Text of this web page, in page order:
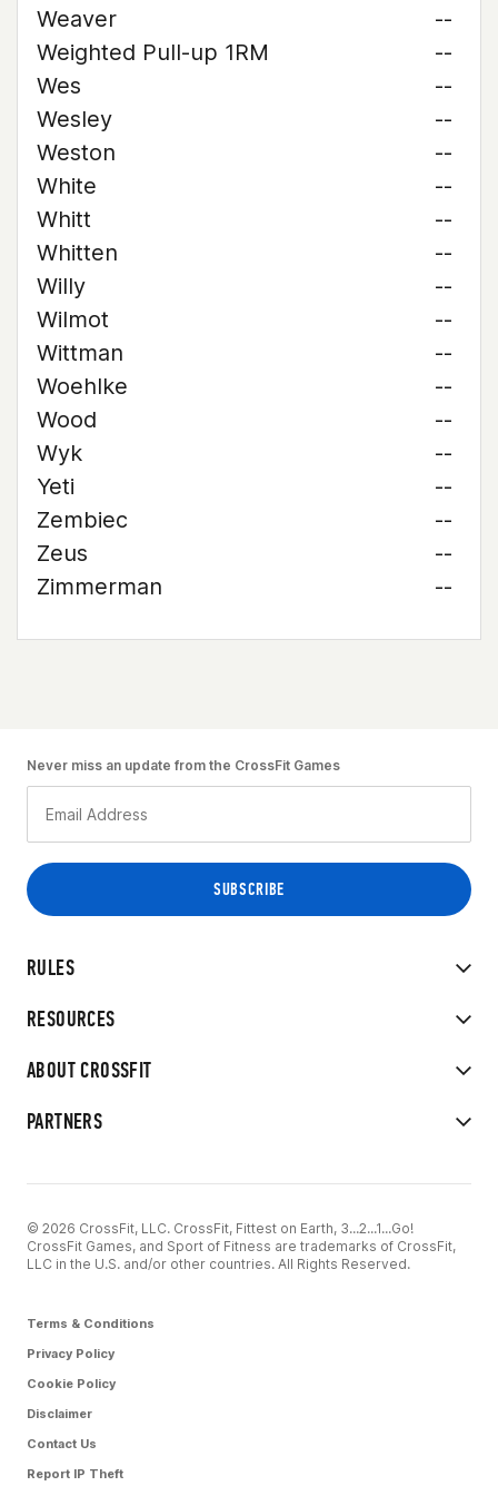
Weaver
--
Weighted Pull-up 1RM
--
Wes
--
Wesley
--
Weston
--
White
--
Whitt
--
Whitten
--
Willy
--
Wilmot
--
Wittman
--
Woehlke
--
Wood
--
Wyk
--
Yeti
--
Zembiec
--
Zeus
--
Zimmerman
--
RULES
RESOURCES
ABOUT CROSSFIT
PARTNERS
Never miss an update from the CrossFit Games
© 2026 CrossFit, LLC. CrossFit, Fittest on Earth, 3...2...1...Go!
CrossFit Games, and Sport of Fitness are trademarks of CrossFit,
LLC in the U.S. and/or other countries. All Rights Reserved.
Terms & Conditions
Privacy Policy
Cookie Policy
Disclaimer
Contact Us
Report IP Theft